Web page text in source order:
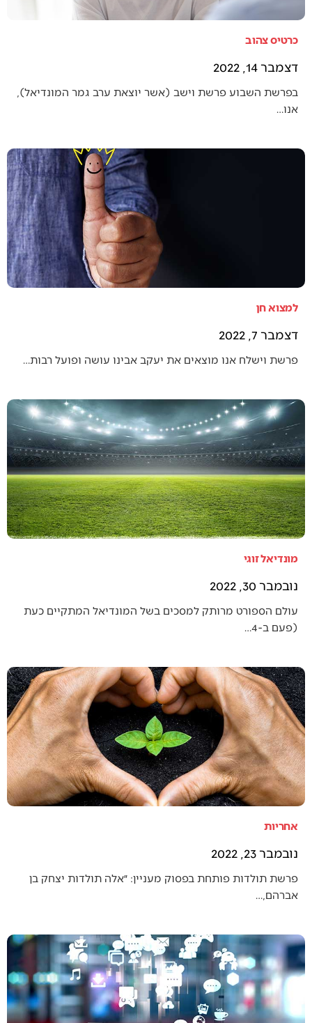
כרטיס צהוב
דצמבר 14, 2022
בפרשת השבוע פרשת וישב (אשר יוצאת ערב גמר המונדיאל),
אנו…
למצוא חן
דצמבר 7, 2022
פרשת וישלח אנו מוצאים את יעקב אבינו עושה ופועל רבות…
מונדיאל זוגי
נובמבר 30, 2022
עולם הספורט מרותק למסכים בשל המונדיאל המתקיים כעת
(פעם ב-4…
אחריות
נובמבר 23, 2022
פרשת תולדות פותחת בפסוק מעניין: ״אלה תולדות יצחק בן
אברהם,…